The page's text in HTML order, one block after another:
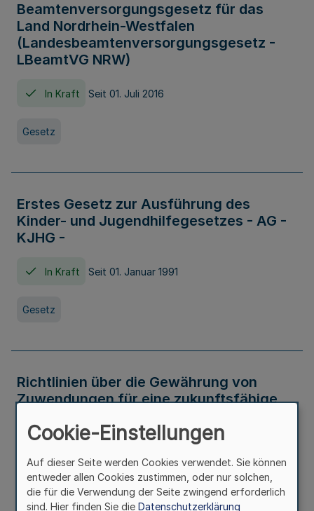
Beamtenversorgungsgesetz für das
Land Nordrhein-Westfalen
(Landesbeamtenversorgungsgesetz -
LBeamtVG NRW)
In Kraft Seit 01. Juli 2016
Gesetz
Erstes Gesetz zur Ausführung des
Kinder- und Jugendhilfegesetzes - AG -
KJHG -
In Kraft Seit 01. Januar 1991
Gesetz
Richtlinien über die Gewährung von
Zuwendungen für eine zukunftsfähige
Nordrhein-Westfalen
In Kraft
Verwaltungsvorschrift
Cookie-Einstellungen
Auf dieser Seite werden Cookies verwendet. Sie können
entweder allen Cookies zustimmen, oder nur solchen,
die für die Verwendung der Seite zwingend erforderlich
sind. Hier finden Sie die Datenschutzerklärung